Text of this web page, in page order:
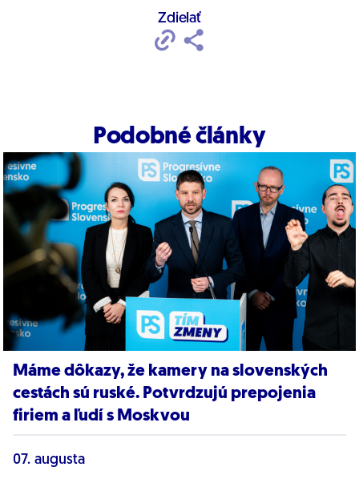
Zdielať
Podobné články
Máme dôkazy, že kamery na slovenských
cestách sú ruské. Potvrdzujú prepojenia
firiem a ľudí s Moskvou
07. augusta